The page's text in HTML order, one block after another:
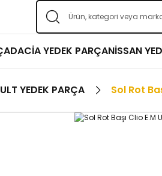
DACİA YEDEK PARÇANİSSAN
YEDEK PARÇA Sol Rot